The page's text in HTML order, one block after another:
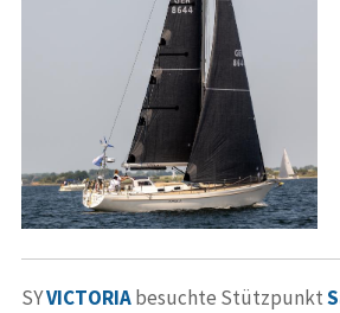
SYVICTORIAbesuchte Stützpunkt